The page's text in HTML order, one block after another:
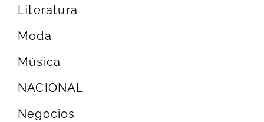
Literatura
Moda
Música
NACIONAL
Negócios